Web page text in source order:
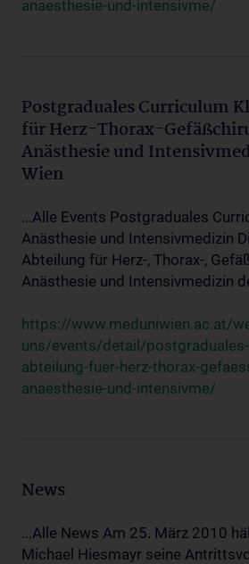
anaesthesie-und-intensivme/
Postgraduales Curriculum
für Herz-Thorax-
Anästhesie und
Wien
...Alle Events Postgraduales
Anästhesie und Intensivmedizin
Abteilung für Herz-, Thorax-,
Anästhesie und Intensivmedizin
https://www.meduniwien.ac.at/
uns/events/detail/
abteilung-fuer-herz-thorax-
anaesthesie-und-intensivme/
News
...Alle News Am 25. März 2010
Michael Hiesmayr seine